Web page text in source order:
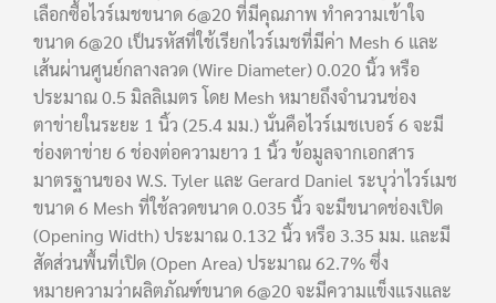
เลือกซื้อไวร์เมชขนาด 6@20 ที่มีคุณภาพ ทำความเข้าใจ
ขนาด 6@20 เป็นรหัสที่ใช้เรียกไวร์เมชที่มีค่า Mesh 6 และ
เส้นผ่านศูนย์กลางลวด (Wire Diameter) 0.020 นิ้ว หรือ
ประมาณ 0.5 มิลลิเมตร โดย Mesh หมายถึงจำนวนช่อง
ตาข่ายในระยะ 1 นิ้ว (25.4 มม.) นั่นคือไวร์เมชเบอร์ 6 จะมี
ช่องตาข่าย 6 ช่องต่อความยาว 1 นิ้ว ข้อมูลจากเอกสาร
มาตรฐานของ W.S. Tyler และ Gerard Daniel ระบุว่าไวร์เมช
ขนาด 6 Mesh ที่ใช้ลวดขนาด 0.035 นิ้ว จะมีขนาดช่องเปิด
(Opening Width) ประมาณ 0.132 นิ้ว หรือ 3.35 มม. และมี
สัดส่วนพื้นที่เปิด (Open Area) ประมาณ 62.7% ซึ่ง
หมายความว่าผลิตภัณฑ์ขนาด 6@20 จะมีความแข็งแรงและ